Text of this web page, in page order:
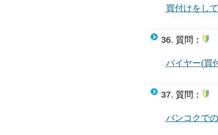
買付けをし
36. 質問：
バイヤー(買
37. 質問：
バンコクで